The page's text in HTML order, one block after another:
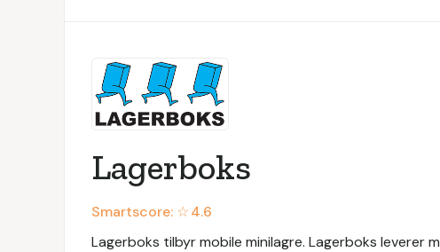
Lagerboks
Smartscore: ☆4.6
Lagerboks tilbyr mobile minilagre. Lagerboks leverer